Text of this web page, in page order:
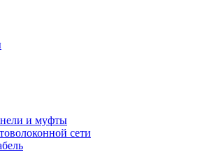
и муфты
сети